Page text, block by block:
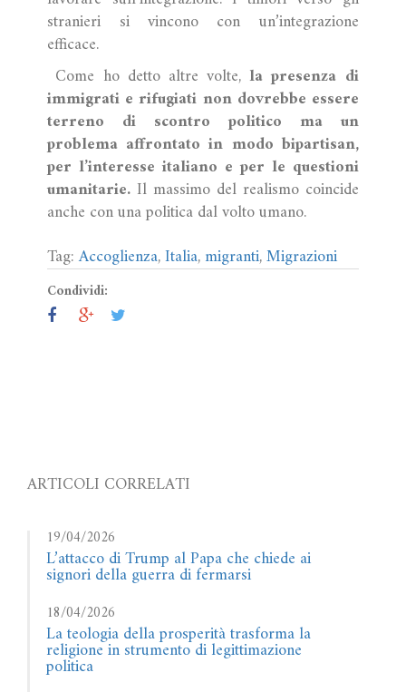
stranieri si vincono con un’integrazione
efficace.
Come ho detto altre volte, la presenza di
immigrati e rifugiati non dovrebbe essere
terreno di scontro politico ma un
problema affrontato in modo bipartisan,
per l’interesse italiano e per le questioni
umanitarie. Il massimo del realismo coincide
anche con una politica dal volto umano.
Tag:Accoglienza,Italia,migranti,Migrazioni
Condividi:
ARTICOLI CORRELATI
19/04/2026
L’attacco di Trump al Papa che chiede ai
signori della guerra di fermarsi
18/04/2026
La teologia della prosperità trasforma la
religione in strumento di legittimazione
politica